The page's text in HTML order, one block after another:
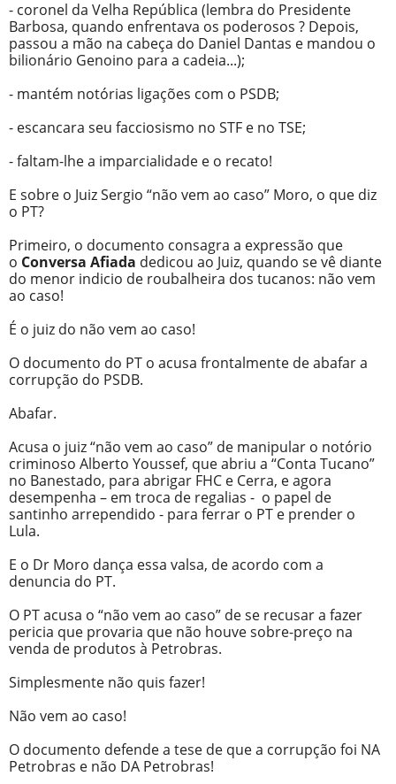
- coronel da Velha República (lembra do Presidente
Barbosa, quando enfrentava os poderosos ? Depois,
passou a mão na cabeça do Daniel Dantas e mandou o
bilionário Genoino para a cadeia...);
- mantém notórias ligações com o PSDB;
- escancara seu facciosismo no STF e no TSE;
- faltam-lhe a imparcialidade e o recato!
E sobre o Juiz Sergio “não vem ao caso” Moro, o que diz
o PT?
Primeiro, o documento consagra a expressão que
o Conversa Afiada dedicou ao Juiz, quando se vê diante
do menor indicio de roubalheira dos tucanos: não vem
ao caso!
É o juiz do não vem ao caso!
O documento do PT o acusa frontalmente de abafar a
corrupção do PSDB.
Abafar.
Acusa o juiz “não vem ao caso” de manipular o notório
criminoso Alberto Youssef, que abriu a “Conta Tucano”
no Banestado, para abrigar FHC e Cerra, e agora
desempenha – em troca de regalias - o papel de
santinho arrependido - para ferrar o PT e prender o
Lula.
E o Dr Moro dança essa valsa, de acordo com a
denuncia do PT.
O PT acusa o “não vem ao caso” de se recusar a fazer
pericia que provaria que não houve sobre-preço na
venda de produtos à Petrobras.
Simplesmente não quis fazer!
Não vem ao caso!
O documento defende a tese de que a corrupção foi NA
Petrobras e não DA Petrobras!